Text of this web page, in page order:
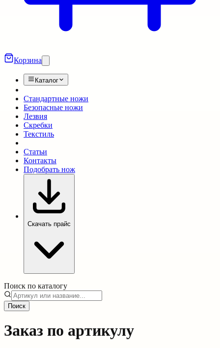
Корзина
Каталог
Стандартные ножи
Безопасные ножи
Лезвия
Скребки
Текстиль
Статьи
Контакты
Подобрать нож
Скачать прайс
Поиск по каталогу
Поиск
Заказ по артикулу